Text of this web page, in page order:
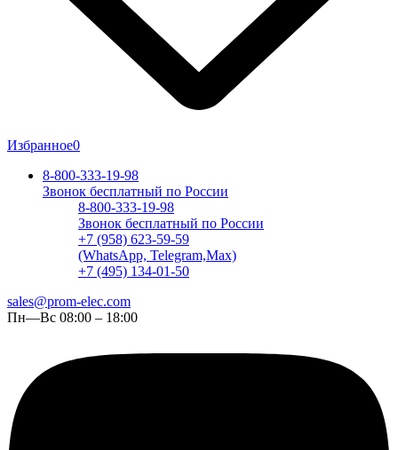
Избранное0
8-800-333-19-98
Звонок бесплатный по России
8-800-333-19-98
Звонок бесплатный по России
+7 (958) 623-59-59
(WhatsApp, Telegram,Max)
+7 (495) 134-01-50
sales@prom-elec.com
Пн—Вс 08:00 – 18:00